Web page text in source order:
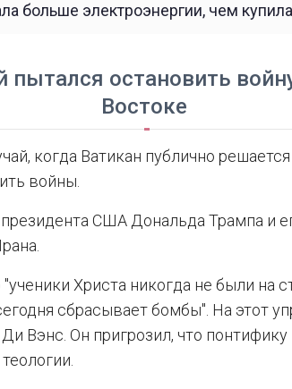
больше электроэнергии, чем купила
пытался остановить
Востоке
когда Ватикан публично
войны.
США Дональда Трампа и
Христа никогда не были на
сбрасывает бомбы". На этот
Вэнс. Он пригрозил, что